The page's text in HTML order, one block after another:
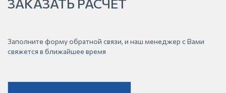
ЗАКАЗАТЬ РАСЧЁТ
Заполните форму обратной связи, и наш менеджер с Вами
свяжется в ближайшее время